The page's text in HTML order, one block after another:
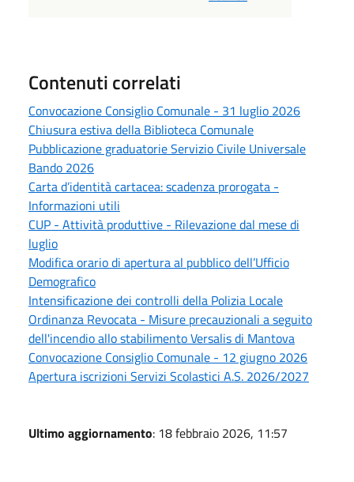
Contenuti correlati
Convocazione Consiglio Comunale - 31 luglio 2026
Chiusura estiva della Biblioteca Comunale
Pubblicazione graduatorie Servizio Civile Universale
Bando 2026
Carta d’identità cartacea: scadenza prorogata -
Informazioni utili
CUP - Attività produttive - Rilevazione dal mese di
luglio
Modifica orario di apertura al pubblico dell’Ufficio
Demografico
Intensificazione dei controlli della Polizia Locale
Ordinanza Revocata - Misure precauzionali a seguito
dell'incendio allo stabilimento Versalis di Mantova
Convocazione Consiglio Comunale - 12 giugno 2026
Apertura iscrizioni Servizi Scolastici A.S. 2026/2027
Ultimo aggiornamento: 18 febbraio 2026, 11:57